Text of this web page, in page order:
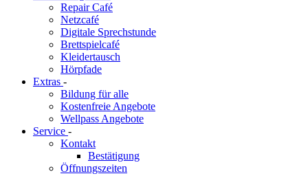
Repair Café
Netzcafé
Digitale Sprechstunde
Brettspielcafé
Kleidertausch
Hörpfade
Extras -
Bildung für alle
Kostenfreie Angebote
Wellpass Angebote
Service -
Kontakt
Bestätigung
Öffnungszeiten